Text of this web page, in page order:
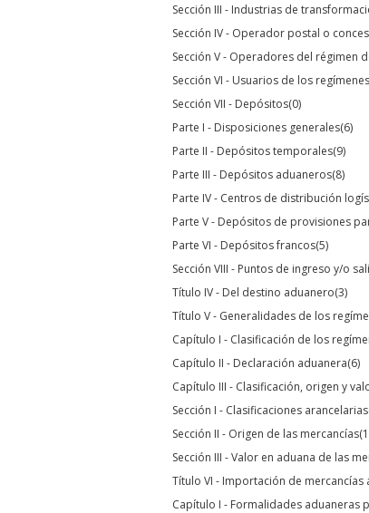
Sección III - Industrias de
Sección IV - Operador postal o
Sección V - Operadores del régimen
Sección VI - Usuarios de los
Sección VII - Depósitos(0)
Parte I - Disposiciones generales(6)
Parte II - Depósitos temporales(9)
Parte III - Depósitos aduaneros(8)
Parte IV - Centros de distribución
Parte V - Depósitos de provisiones
Parte VI - Depósitos francos(5)
Sección VIII - Puntos de ingreso y/o
Título IV - Del destino aduanero(3)
Título V - Generalidades de los
Capítulo I - Clasificación de los
Capítulo II - Declaración aduanera(6)
Capítulo III - Clasificación, origen y
Sección I - Clasificaciones arancelarias
Sección II - Origen de las mercancías
Sección III - Valor en aduana de las
Título VI - Importación de
Capítulo I - Formalidades aduaneras